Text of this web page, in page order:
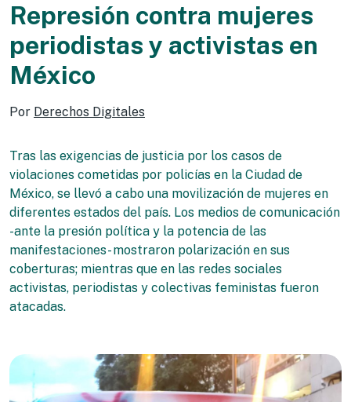
Represión contra mujeres
periodistas y activistas en
México
Por Derechos Digitales
Tras las exigencias de justicia por los casos de
violaciones cometidas por policías en la Ciudad de
México, se llevó a cabo una movilización de mujeres en
diferentes estados del país. Los medios de comunicación
-ante la presión política y la potencia de las
manifestaciones- mostraron polarización en sus
coberturas; mientras que en las redes sociales
activistas, periodistas y colectivas feministas fueron
atacadas.